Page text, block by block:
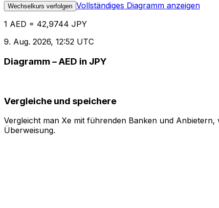
Wechselkurs verfolgen Vollständiges Diagramm anzeigen
1 AED = 42,9744 JPY
9. Aug. 2026, 12:52 UTC
Diagramm – AED in JPY
Vergleiche und speichere
Vergleicht man Xe mit führenden Banken und
Überweisung.